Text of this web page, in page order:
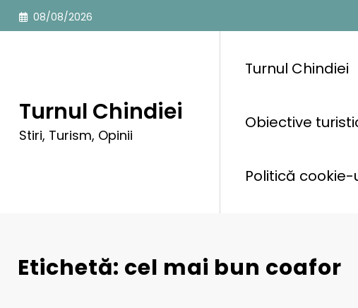
08/08/2026
Turnul Chindiei
Stiri, Turism, Opinii
Turnul Chindiei
Obiective
Politică cookie-
Etichetă: cel mai bun coafor